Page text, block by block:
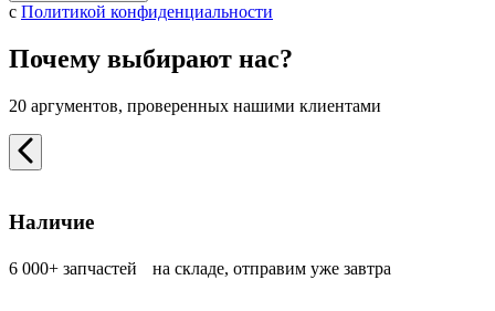
с Политикой конфиденциальности
Почему выбирают нас?
20 аргументов, проверенных нашими клиентами
Наличие
6 000+ запчастей на складе, отправим уже завтра